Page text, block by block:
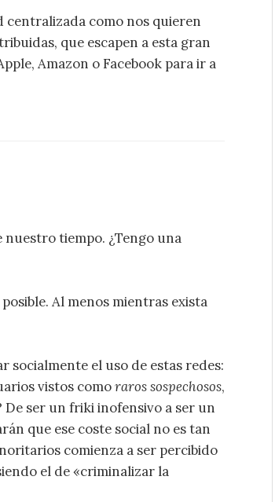
centralizada como nos quieren
que escapen a esta gran
Amazon o Facebook para ir a
tiempo. ¿Tengo una
Al menos mientras exista
socialmente el uso de estas redes:
vistos comoraros sospechosos,
De ser un friki inofensivo a ser un
que ese coste social no es tan
comienza a ser percibido
el de «criminalizar la